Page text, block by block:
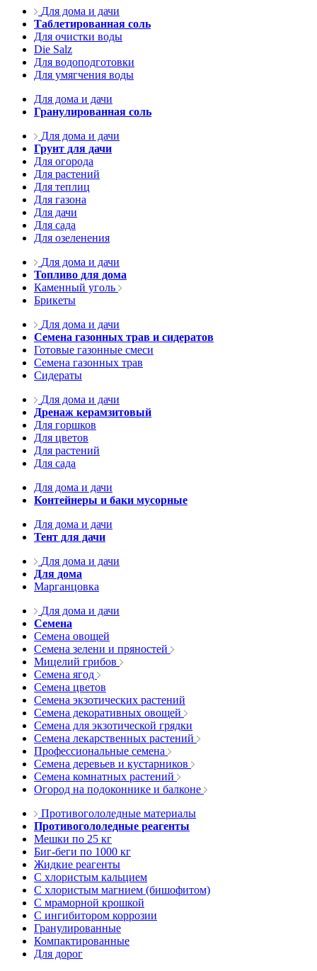
Для дома и дачи
Таблетированная соль
Для очистки воды
Die Salz
Для водоподготовки
Для умягчения воды
Для дома и дачи
Гранулированная соль
Для дома и дачи
Грунт для дачи
Для огорода
Для растений
Для теплиц
Для газона
Для дачи
Для сада
Для озеленения
Для дома и дачи
Топливо для дома
Каменный уголь
Брикеты
Для дома и дачи
Семена газонных трав и сидератов
Готовые газонные смеси
Семена газонных трав
Сидераты
Для дома и дачи
Дренаж керамзитовый
Для горшков
Для цветов
Для растений
Для сада
Для дома и дачи
Контейнеры и баки мусорные
Для дома и дачи
Тент для дачи
Для дома и дачи
Для дома
Марганцовка
Для дома и дачи
Семена
Семена овощей
Семена зелени и пряностей
Мицелий грибов
Семена ягод
Семена цветов
Семена экзотических растений
Семена декоративных овощей
Семена для экзотической грядки
Семена лекарственных растений
Профессиональные семена
Семена деревьев и кустарников
Семена комнатных растений
Огород на подоконнике и балконе
Противогололедные материалы
Противогололедные реагенты
Мешки по 25 кг
Биг-беги по 1000 кг
Жидкие реагенты
С хлористым кальцием
С хлористым магнием (бишофитом)
С мраморной крошкой
С ингибитором коррозии
Гранулированные
Компактированные
Для дорог